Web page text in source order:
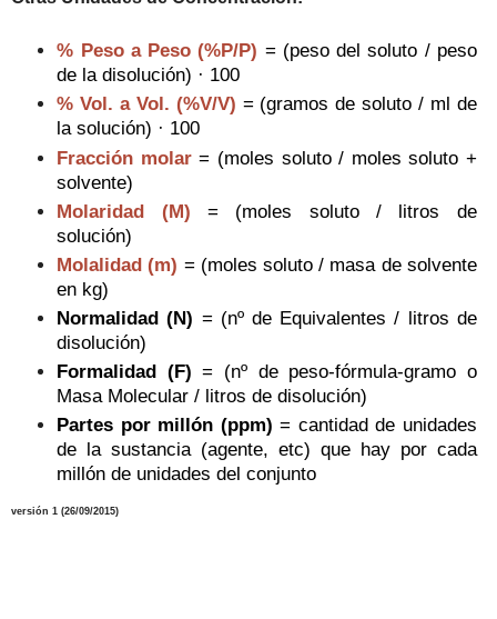
% Peso a Peso (%P/P) = (peso del soluto / peso
de la disolución) · 100
% Vol. a Vol. (%V/V) = (gramos de soluto / ml de
la solución) · 100
Fracción molar= (moles soluto / moles soluto +
solvente)
Molaridad (M)
=(moles soluto / litros de
solución)
Molalidad (m) =(moles soluto / masa de solvente
en kg)
Normalidad (N) = (nº de Equivalentes / litros de
disolución)
Formalidad (F) = (nº de peso-fórmula-gramo o
Masa Molecular / litros de disolución)
Partes por millón (ppm) = cantidad de unidades
de la sustancia (agente, etc) que hay por cada
millón de unidades del conjunto
versión 1 (26/09/2015)